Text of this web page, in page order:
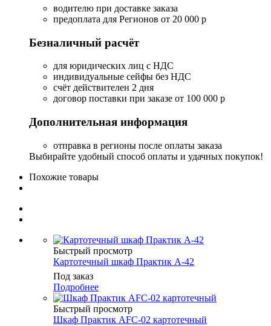
водителю при доставке заказа
предоплата для Регионов от 20 000 р
Безналичный расчёт
для юридических лиц с НДС
индивидуальные сейфы без НДС
счёт действителен 2 дня
договор поставки при заказе от 100 000 р
Дополнительная информация
отправка в регионы после оплаты заказа
Выбирайте удобный способ оплаты и удачных покупок!
Похожие товары
Быстрый просмотр
Картотечный шкаф Практик A-42
Под заказ
Подробнее
Быстрый просмотр
Шкаф Практик AFC-02 картотечный